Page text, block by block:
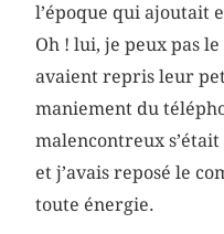
l’époque qui ajoutait
Oh ! lui, je peux pas
avaient repris leur
maniement du
malencontreux
et j’avais reposé le
toute énergie.